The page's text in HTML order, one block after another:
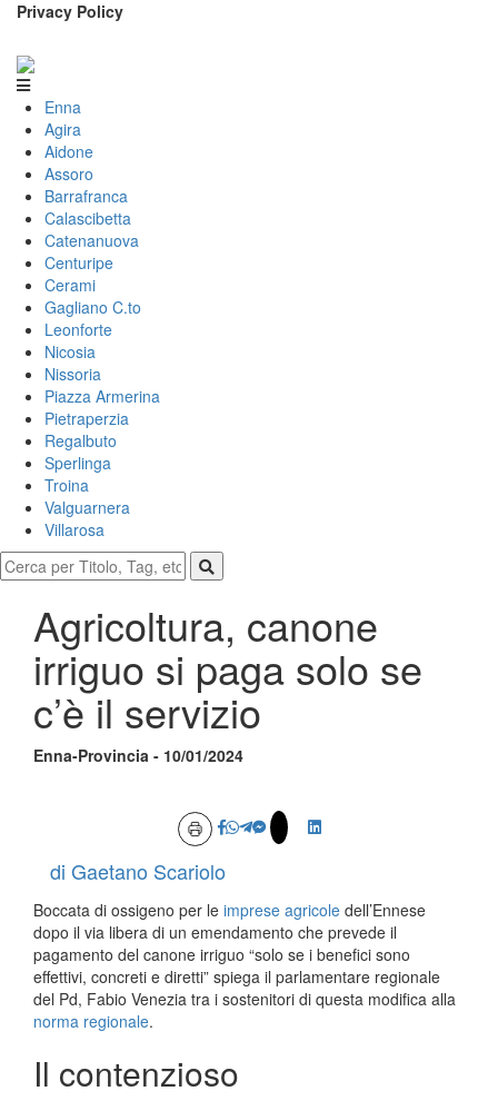
Privacy Policy
Enna
Agira
Aidone
Assoro
Barrafranca
Calascibetta
Catenanuova
Centuripe
Cerami
Gagliano C.to
Leonforte
Nicosia
Nissoria
Piazza Armerina
Pietraperzia
Regalbuto
Sperlinga
Troina
Valguarnera
Villarosa
Agricoltura, canone
irriguo si paga solo se
c’è il servizio
Enna-Provincia - 10/01/2024
di Gaetano Scariolo
Boccata di ossigeno per le imprese agricole dell’Ennese
dopo il via libera di un emendamento che prevede il
pagamento del canone irriguo “solo se i benefici sono
effettivi, concreti e diretti” spiega il parlamentare regionale
del Pd, Fabio Venezia tra i sostenitori di questa modifica alla
norma regionale.
Il contenzioso